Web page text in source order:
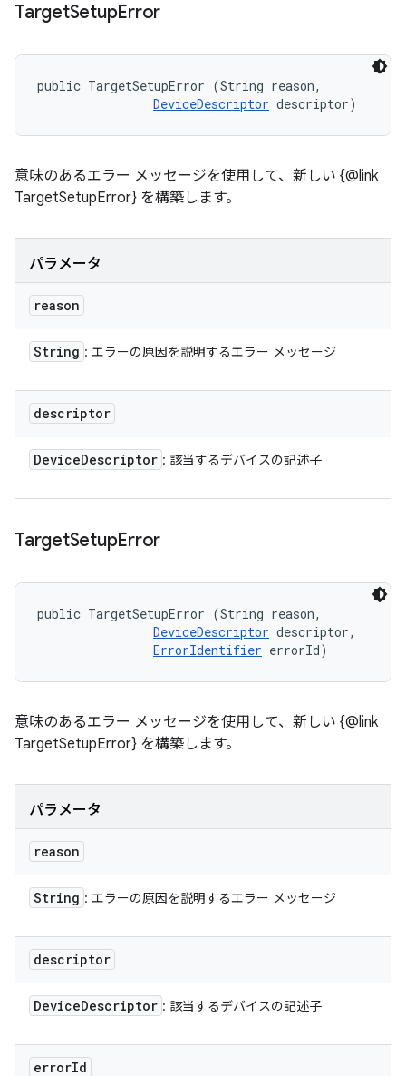
TargetSetupError
public TargetSetupError (String reason,
DeviceDescriptor descriptor)
意味のあるエラー メッセージを使用して、新しい {@link
TargetSetupError} を構築します。
パラメータ
reason
String : エラーの原因を説明するエラー メッセージ
descriptor
DeviceDescriptor : 該当するデバイスの記述子
TargetSetupError
public TargetSetupError (String reason,
DeviceDescriptor descriptor,
ErrorIdentifier errorId)
意味のあるエラー メッセージを使用して、新しい {@link
TargetSetupError} を構築します。
パラメータ
reason
String : エラーの原因を説明するエラー メッセージ
descriptor
DeviceDescriptor : 該当するデバイスの記述子
errorId